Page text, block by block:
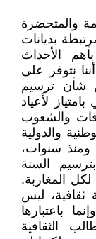
والمتحضرة
بديانات
الأحداث
نتوفر على
شأن ترسيم
لأعياد
والشعوب
والدولية
ومنذ سنوات،
السنة
لكل المغاربة.
ثقافية، ليس
باعتبارها
الثقافية